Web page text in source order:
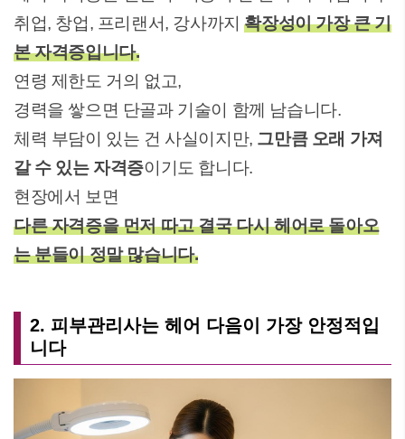
취업, 창업, 프리랜서, 강사까지확장성이 가장 큰 기
본 자격증입니다.
연령 제한도 거의 없고,
경력을 쌓으면 단골과 기술이 함께 남습니다.
체력 부담이 있는 건 사실이지만, 그만큼 오래 가져
갈 수 있는 자격증이기도 합니다.
현장에서 보면
다른 자격증을 먼저 따고 결국 다시 헤어로 돌아오
는 분들이 정말 많습니다.
2. 피부관리사는 헤어 다음이 가장 안정적입
니다